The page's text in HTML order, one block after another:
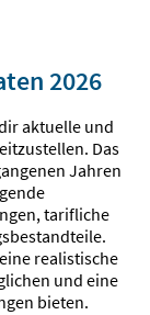
2026
aktuelle und
Das
Jahren
tarifliche
realistische
und eine
bieten.